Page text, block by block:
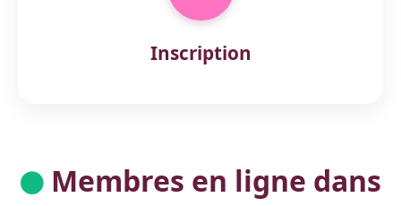
Inscription
Membres en ligne dans